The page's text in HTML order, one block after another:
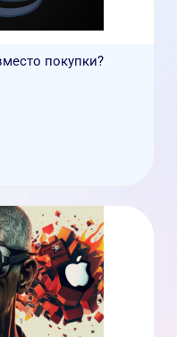
покупки?